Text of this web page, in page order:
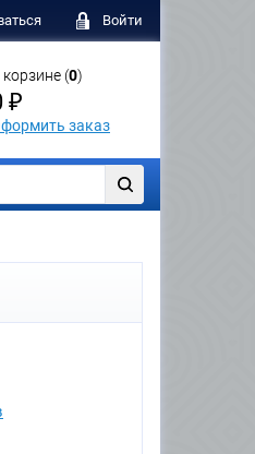
Войти
корзине (0)
₽
заказ